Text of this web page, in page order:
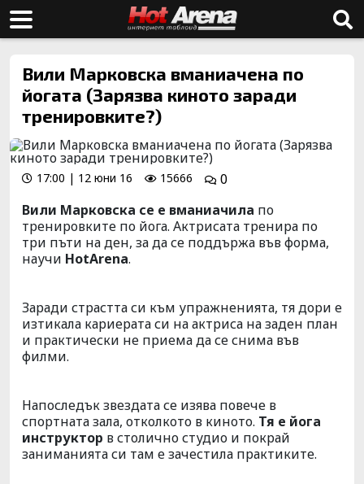
Вили Марковска вманиачена по
йогата (Зарязва киното заради
тренировките?)
17:00 | 12 юни 16 15666
0
Вили Марковска се е вманиачила по
тренировките по йога. Актрисата тренира по
три пъти на ден, за да се поддържа във форма,
научи HotArena.
Заради страстта си към упражненията, тя дори е
изтикала кариерата си на актриса на заден план
и практически не приема да се снима във
филми.
Напоследък звездата се изява повече в
спортната зала, отколкото в киното. Тя е йога
инструктор в столично студио и покрай
заниманията си там е зачестила практиките.